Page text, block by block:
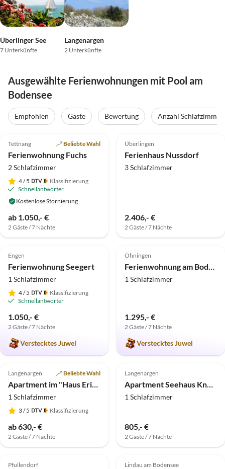
Überlinger See
7 Unterkünfte
Langenargen
2 Unterkünfte
Ausgewählte Ferienwohnungen mit Pool am
Bodensee
Empfohlen Gäste Bewertung Anzahl Schlafzimmer
Top-Inserat
Tettnang Beliebte Wahl
Ferienwohnung Fuchs
2 Schlafzimmer
4/ 5
Klassifizierung
Schnellantworter
Kostenlose Stornierung
ab 1.050,- €
2 Gäste / 7 Nächte
Top-Inserat
Überlingen
Ferienhaus Nussdorf
3 Schlafzimmer
2.406,- €
2 Gäste / 7 Nächte
Top-Inserat
5.0 (20)
Engen
Ferienwohnung Seegert
1 Schlafzimmer
4/ 5
Klassifizierung
Schnellantworter
1.050,- €
2 Gäste / 7 Nächte
Verstecktes Juwel
Top-Inserat
5.0 (6)
Öhningen
1 Schlafzimmer
1.295,- €
2 Gäste / 7 Nächte
Verstecktes Juwel
5.0 (1)
Langenargen Beliebte Wahl
1 Schlafzimmer
3/ 5 Klassifizierung
ab 630,- €
2 Gäste / 7 Nächte
Langenargen
1 Schlafzimmer
805,- €
2 Gäste / 7 Nächte
Pfullendorf Lindau am Bodensee